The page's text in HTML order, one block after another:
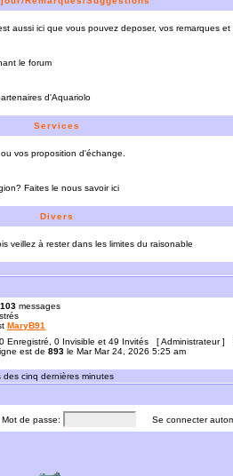
aussi ici que vous pouvez deposer, vos remarques et
le forum
d'Aquariolo
Services
vos proposition d'échange.
Faites le nous savoir ici
Divers
veillez à rester dans les limites du raisonable
messages
MaryB91
Enregistré, 0 Invisible et 49 Invités [Administrateur]
est de 893 le Mar Mar 24, 2026 5:25 am
cinq dernières minutes
de passe: Se connecter